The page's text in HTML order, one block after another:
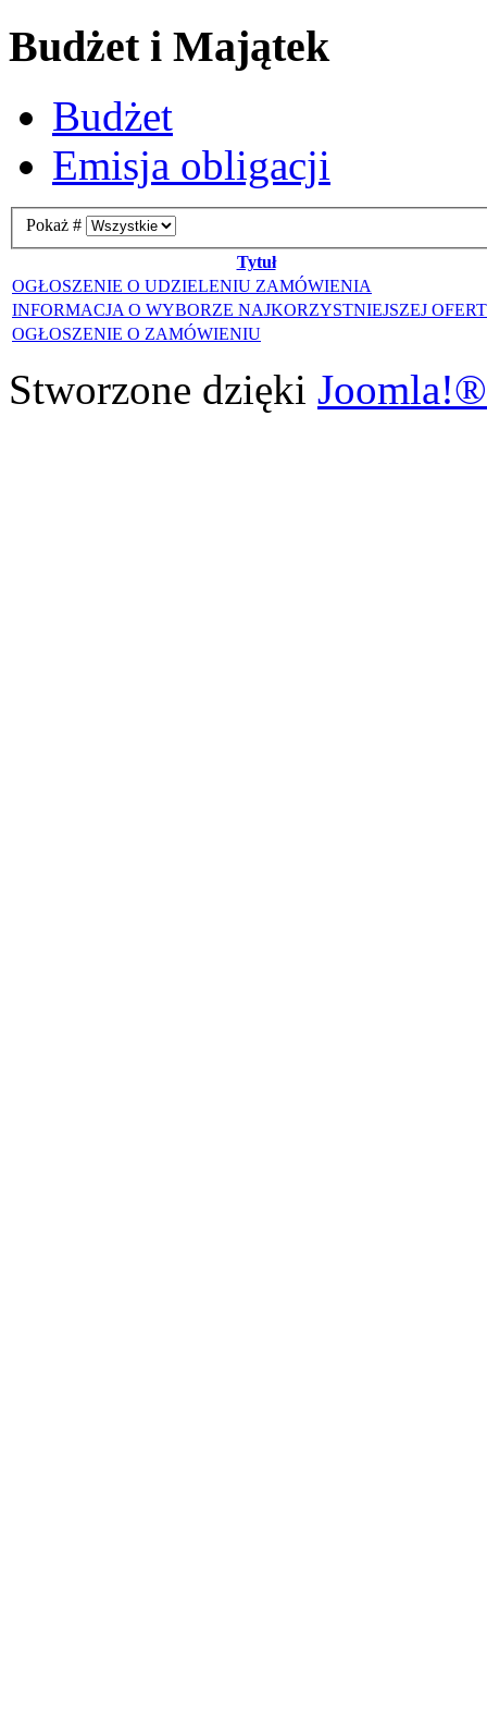
Budżet i Majątek
Budżet
Emisja obligacji
Pokaż #
Tytuł
OGŁOSZENIE O UDZIELENIU ZAMÓWIENIA
INFORMACJA O WYBORZE NAJKORZYSTNIEJSZEJ
OGŁOSZENIE O ZAMÓWIENIU
Stworzone dzięki Joomla!®